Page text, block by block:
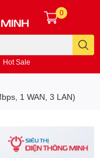
Hot Sale
0
1 WAN, 3 LAN)